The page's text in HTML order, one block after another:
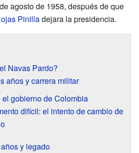
agosto de 1958, después de que
Pinilladejara la presidencia.
Navas Pardo?
años y carrera militar
gobierno de Colombia
difícil: el intento de cambio de
y legado